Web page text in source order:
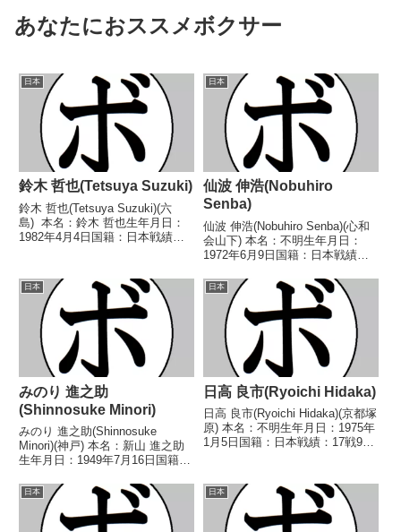
あなたにおススメボクサー
日本
鈴木 哲也(Tetsuya Suzuki)
鈴木 哲也(Tetsuya Suzuki)(六
島) 本名：鈴木 哲也生年月日：
1982年4月4日国籍：日本戦績：
座第41代OPBF東洋太平洋ミドル
級王座 【戦歴】...
日本
仙波 伸浩(Nobuhiro
Senba)
仙波 伸浩(Nobuhiro Senba)(心和
会山下) 本名：不明生年月日：
1972年6月9日国籍：日本戦績：4
なし 【戦歴】1993/02/11 ○4R
判定 (採点不明) 中島 章仁(ハラ
ダ)199...
日本
みのり 進之助
(Shinnosuke Minori)
みのり 進之助(Shinnosuke
Minori)(神戸) 本名：新山 進之助
生年月日：1949年7月16日国籍：
分 【獲得タイトル】1971年度西
日本フライ級新人王 【戦歴】
1970/07/04 ...
日本
日高 良市(Ryoichi Hidaka)
日高 良市(Ryoichi Hidaka)(京都塚
原) 本名：不明生年月日：1975年
1月5日国籍：日本戦績：17戦9勝
級新人王 【戦歴】■1992年度西
部日本フライ級新人...
日本 日本